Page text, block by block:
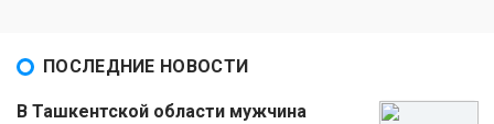
ПОСЛЕДНИЕ НОВОСТИ
В Ташкентской области мужчина